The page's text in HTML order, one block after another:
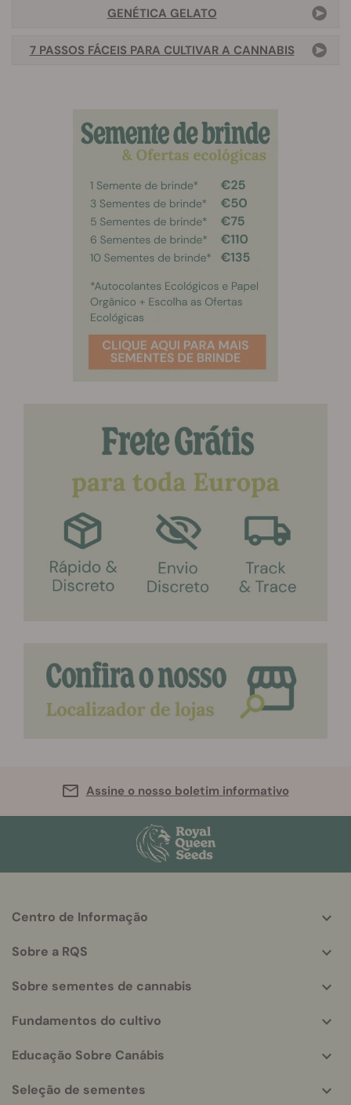
GENÉTICA GELATO
7 PASSOS FÁCEIS PARA CULTIVAR A CANNABIS
Assine o nosso boletim informativo
More
info
Centro de Informação
Sobre a RQS
Sobre sementes de cannabis
Fundamentos do cultivo
Educação Sobre Canábis
Seleção de sementes